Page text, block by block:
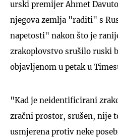
urski premijer Ahmet
njegova zemlja "raditi" s
napetosti" nakon što je
zrakoplovstvo srušilo ruski
objavljenom u petak u
"Kad je neidentificirani
zračni prostor, srušen, nije
usmjerena protiv neke